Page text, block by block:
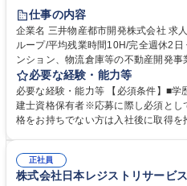
在宅OK
賞与あり
駅近5分以内
土日祝休み 寮・社
仕事の内容
企業名 三井物産都市開発株式会社 求人名 【営業事務】業務職/三井物産グ
ループ/平均残業時間10H/完全週休2日 仕事の内容 オフィスビル、賃貸マ
ンション、物流倉庫等の不動産開発
貸運営、売却、仲介・活用提案等を行
いただきます。 【詳細】・契約書管理、契約書製本、捺印対応、ファイリ
ング、登記簿取得、調書取得・支払
求・支払データ登録、取引先マスタ
の他に担当頂く業務が発生する場合があります。 募集職
業務職/三井物産グループ/平均残業時
必要な経験・能力等
必要な経験・能力等 【必須条件】■
建士資格保有者※応募に際し必須とし
格をお持ちでない方は入社後に取得
ション力がある方。 ・チャレンジを
方。多様な関係者と謙虚に信頼関係を
正社員
株式会社日本レジストリサービス